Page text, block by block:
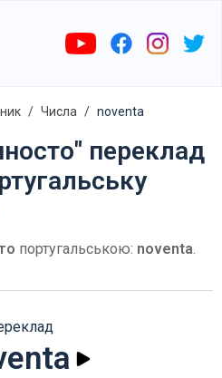
Числа noventa
переклад
португальською: noventa.